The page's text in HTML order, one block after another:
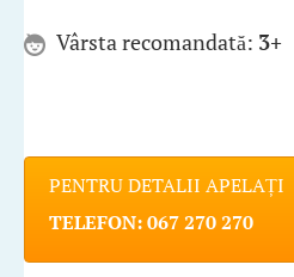
Vârsta recomandată: 3+
PENTRU DETALII APELAȚI
TELEFON: 067 270 270